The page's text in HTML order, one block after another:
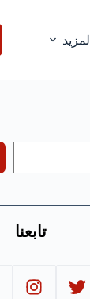
المزيد
تابعنا